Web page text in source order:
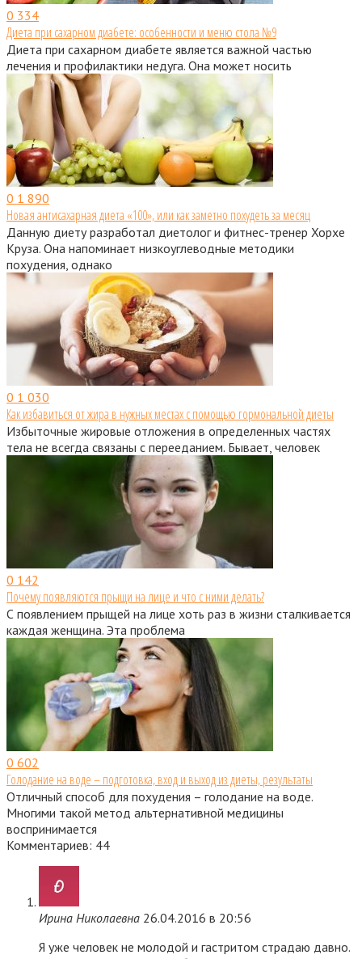
0 334
Диета при сахарном диабете: особенности и меню стола №9
Диета при сахарном диабете является важной частью
лечения и профилактики недуга. Она может носить
0 1 890
Новая антисахарная диета «100», или как заметно похудеть за месяц
Данную диету разработал диетолог и фитнес-тренер Хорхе
Круза. Она напоминает низкоуглеводные методики
похудения, однако
0 1 030
Как избавиться от жира в нужных местах с помощью гормональной диеты
Избыточные жировые отложения в определенных частях
тела не всегда связаны с перееданием. Бывает, человек
0 142
Почему появляются прыщи на лице и что с ними делать?
С появлением прыщей на лице хоть раз в жизни сталкивается
каждая женщина. Эта проблема
0 602
Голодание на воде – подготовка, вход и выход из диеты, результаты
Отличный способ для похудения – голодание на воде.
Многими такой метод альтернативной медицины
воспринимается
Комментариев: 44
Ирина Николаевна 26.04.2016 в 20:56
Я уже человек не молодой и гастритом страдаю давно.